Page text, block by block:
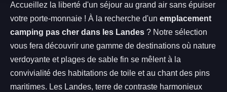
Accueillez la liberté d'un séjour au grand air sans épuiser
votre porte-monnaie ! À la recherche d'un emplacement
camping pas cher dans les Landes ? Notre sélection
vous fera découvrir une gamme de destinations où nature
verdoyante et plages de sable fin se mêlent à la
convivialité des habitations de toile et au chant des pins
maritimes. Les Landes, terre de contraste harmonieux